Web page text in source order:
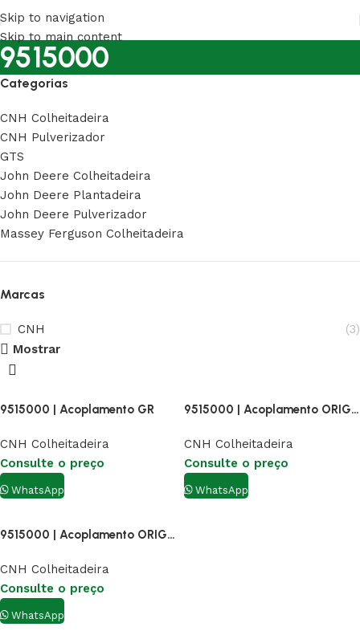
Skip to navigation
Skip to main content
9515000
Categorias
CNH Colheitadeira
CNH Pulverizador
GTS
John Deere Colheitadeira
John Deere Plantadeira
John Deere Pulverizador
Massey Ferguson Colheitadeira
Marcas
CNH
(3)
Mostrar
9515000 | Acoplamento GR
CNH Colheitadeira
Consulte o preço
WhatsApp
9515000 | Acoplamento ORIGINAL SGF
CNH Colheitadeira
Consulte o preço
WhatsApp
9515000 | Acoplamento ORIGINAL SGF
CNH Colheitadeira
Consulte o preço
WhatsApp